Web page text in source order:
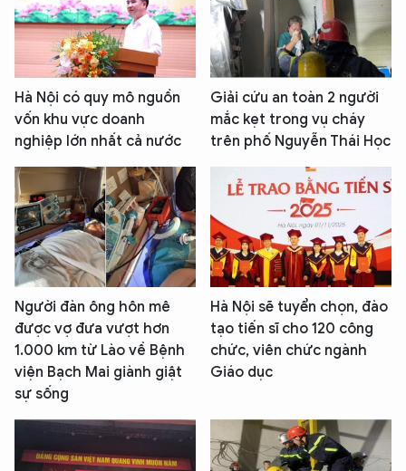
Hà Nội có quy mô nguồn
vốn khu vực doanh
nghiệp lớn nhất cả nước
Giải cứu an toàn 2 người
mắc kẹt trong vụ cháy
trên phố Nguyễn Thái Học
Người đàn ông hôn mê
được vợ đưa vượt hơn
1.000 km từ Lào về Bệnh
viện Bạch Mai giành giật
sự sống
Hà Nội sẽ tuyển chọn, đào
tạo tiến sĩ cho 120 công
chức, viên chức ngành
Giáo dục